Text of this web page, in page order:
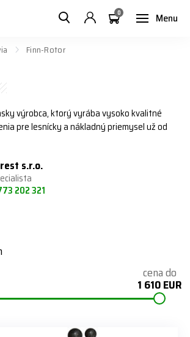
Menu
0
Finn-Rotor
výrobca, ktorý vyrába vysoko kvalitné
pre lesnícky a nákladný priemysel už od
s.r.o.
202 321
cena do
1 610 EUR